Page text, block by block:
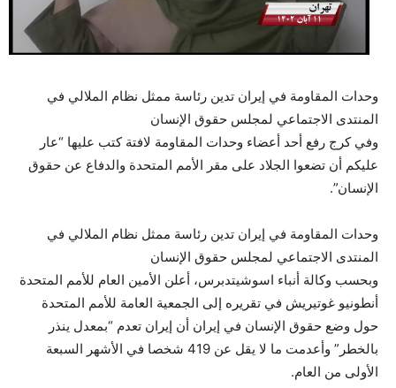
وحدات المقاومة في إيران تدين رئاسة ممثل نظام الملالي في
المنتدى الاجتماعي لمجلس حقوق الإنسان
وفي كرج رفع أحد أعضاء وحدات المقاومة لافتة كتب عليها “عار
عليكم أن تضعوا الجلاد على مقر الأمم المتحدة والدفاع عن حقوق
الإنسان”.
وحدات المقاومة في إيران تدين رئاسة ممثل نظام الملالي في
المنتدى الاجتماعي لمجلس حقوق الإنسان
وبحسب وكالة أنباء اسوشيتدبرس، أعلن الأمين العام للأمم المتحدة
أنطونيو غوتيريش في تقريره إلى الجمعية العامة للأمم المتحدة
حول وضع حقوق الإنسان في إيران أن إيران تعدم “بمعدل ينذر
بالخطر” وأعدمت ما لا يقل عن 419 شخصا في الأشهر السبعة
الأولى من العام.